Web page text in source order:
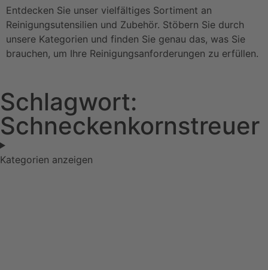
Entdecken Sie unser vielfältiges Sortiment an
Reinigungsutensilien und Zubehör. Stöbern Sie durch
unsere Kategorien und finden Sie genau das, was Sie
brauchen, um Ihre Reinigungsanforderungen zu erfüllen.
Schlagwort:
Schneckenkornstreuer
Kategorien anzeigen